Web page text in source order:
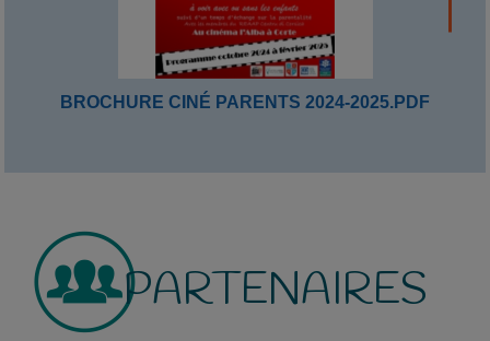
BROCHURE CINÉ PARENTS 2024-2025.PDF
PARTENAIRES